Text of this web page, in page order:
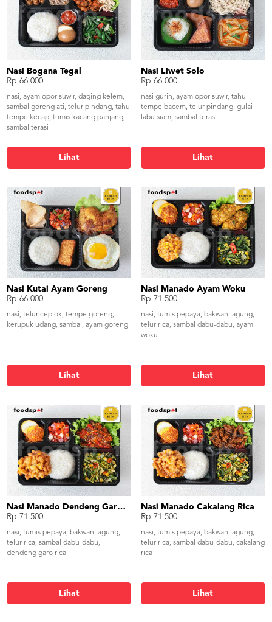
Nasi Bogana Tegal
Rp 66.000
nasi, ayam opor suwir, daging kelem,
sambal goreng ati, telur pindang, tahu
tempe kecap, tumis kacang panjang,
sambal terasi
Lihat
Nasi Liwet Solo
Rp 66.000
nasi gurih, ayam opor suwir, tahu
tempe bacem, telur pindang, gulai
labu siam, sambal terasi
Lihat
Nasi Kutai Ayam Goreng
Rp 66.000
nasi, telur ceplok, tempe goreng,
kerupuk udang, sambal, ayam goreng
Lihat
Nasi Manado Ayam Woku
Rp 71.500
nasi, tumis pepaya, bakwan jagung,
telur rica, sambal dabu-dabu, ayam
woku
Lihat
Nasi Manado Dendeng Garo Rica
Rp 71.500
nasi, tumis pepaya, bakwan jagung,
telur rica, sambal dabu-dabu,
dendeng garo rica
Lihat
Nasi Manado Cakalang Rica
Rp 71.500
nasi, tumis pepaya, bakwan jagung,
telur rica, sambal dabu-dabu, cakalang
rica
Lihat